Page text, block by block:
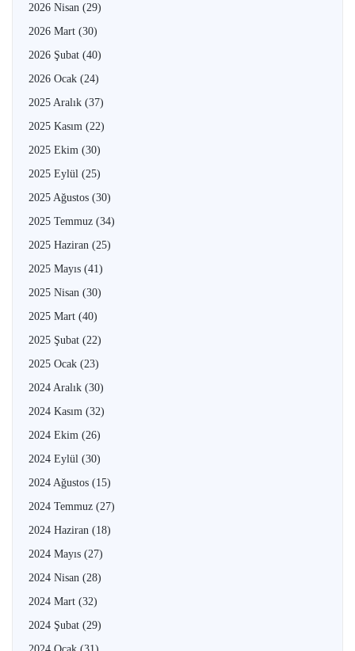
2026 Nisan (29)
2026 Mart (30)
2026 Şubat (40)
2026 Ocak (24)
2025 Aralık (37)
2025 Kasım (22)
2025 Ekim (30)
2025 Eylül (25)
2025 Ağustos (30)
2025 Temmuz (34)
2025 Haziran (25)
2025 Mayıs (41)
2025 Nisan (30)
2025 Mart (40)
2025 Şubat (22)
2025 Ocak (23)
2024 Aralık (30)
2024 Kasım (32)
2024 Ekim (26)
2024 Eylül (30)
2024 Ağustos (15)
2024 Temmuz (27)
2024 Haziran (18)
2024 Mayıs (27)
2024 Nisan (28)
2024 Mart (32)
2024 Şubat (29)